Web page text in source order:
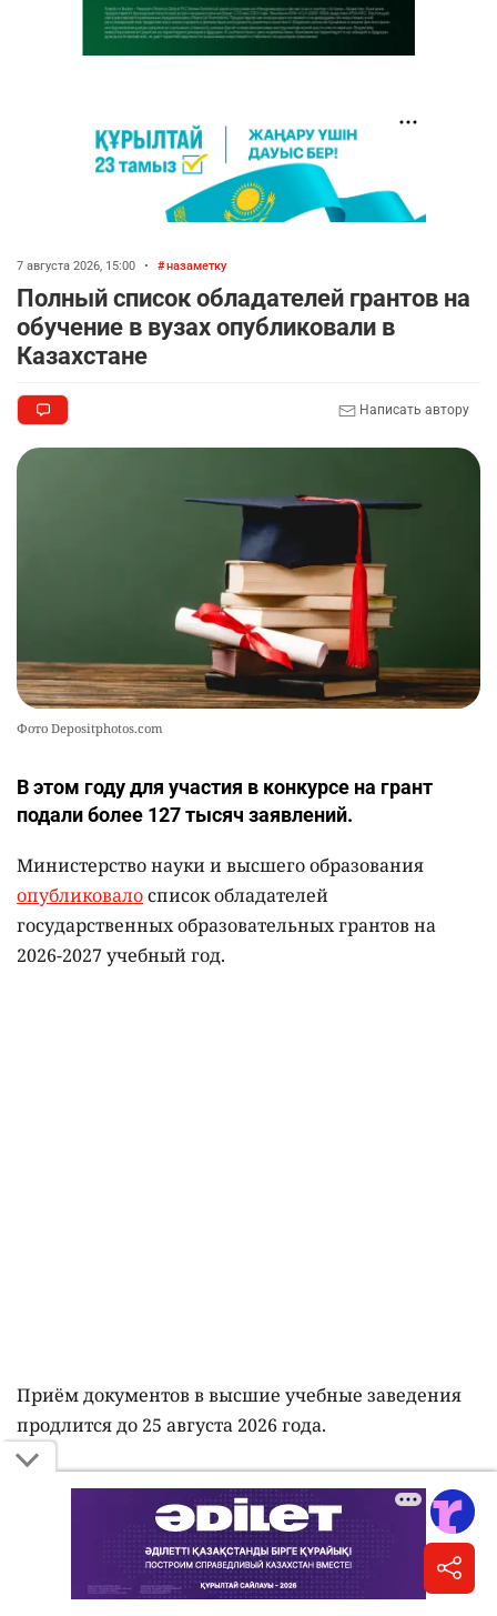
7 августа 2026, 15:00 • назаметку
Полный список обладателей грантов на
обучение в вузах опубликовали в
Казахстане
Написать автору
Фото Depositphotos.com
В этом году для участия в конкурсе на грант
подали более 127 тысяч заявлений.
Министерство науки и высшего образования
опубликовалосписок обладателей
государственных образовательных грантов на
2026-2027 учебный год.
Приём документов в высшие учебные заведения
продлится до 25 августа 2026 года.
В этом году для участия в конкурсе на грант
подали более 127 тысяч заявлений. Наибольшей
популярностью среди абитуриентов пользовались:
педагогические науки;